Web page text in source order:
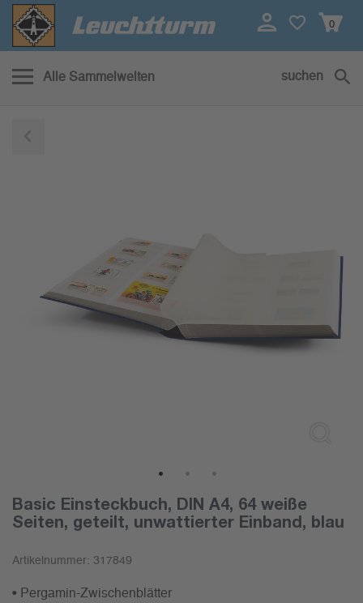
0
Alle Sammelwelten suchen
Basic Einsteckbuch, DIN A4, 64 weiße
Seiten, geteilt, unwattierter Einband, blau
Artikelnummer: 317849
• Pergamin-Zwischenblätter